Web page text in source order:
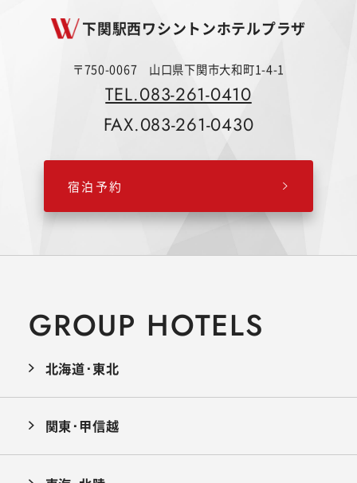
下関駅西ワシントンホテルプラザ
〒750-0067 山口県下関市大和町1-4-1
TEL.083-261-0410
FAX.083-261-0430
宿泊予約
GROUP HOTELS
北海道･東北
関東･甲信越